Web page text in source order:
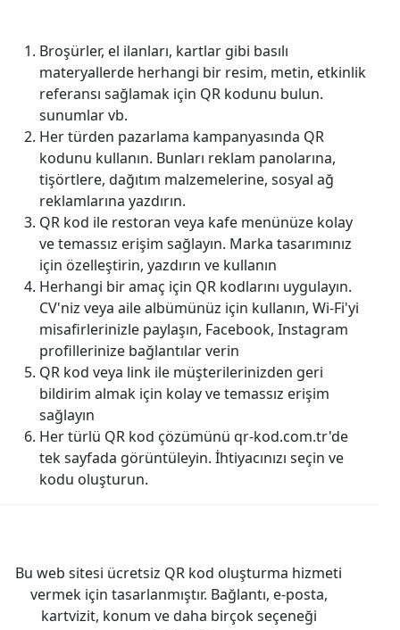
Broşürler, el ilanları, kartlar gibi basılı
materyallerde herhangi bir resim, metin, etkinlik
referansı sağlamak için QR kodunu bulun.
sunumlar vb.
Her türden pazarlama kampanyasında QR
kodunu kullanın. Bunları reklam panolarına,
tişörtlere, dağıtım malzemelerine, sosyal ağ
reklamlarına yazdırın.
QR kod ile restoran veya kafe menünüze kolay
ve temassız erişim sağlayın. Marka tasarımınız
için özelleştirin, yazdırın ve kullanın
Herhangi bir amaç için QR kodlarını uygulayın.
CV'niz veya aile albümünüz için kullanın, Wi-Fi'yi
misafirlerinizle paylaşın, Facebook, Instagram
profillerinize bağlantılar verin
QR kod veya link ile müşterilerinizden geri
bildirim almak için kolay ve temassız erişim
sağlayın
Her türlü QR kod çözümünü qr-kod.com.tr'de
tek sayfada görüntüleyin. İhtiyacınızı seçin ve
kodu oluşturun.
Bu web sitesi ücretsiz QR kod oluşturma hizmeti
vermek için tasarlanmıştır. Bağlantı, e-posta,
kartvizit, konum ve daha birçok seçeneği